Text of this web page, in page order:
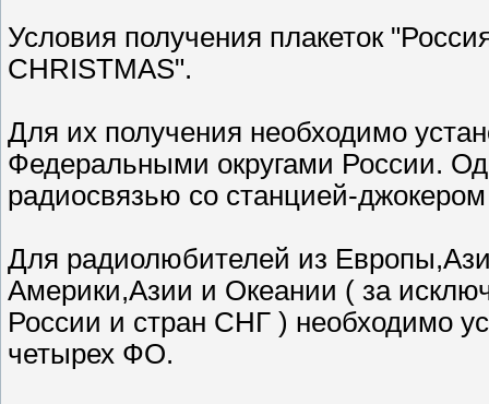
Условия получения плакеток
CHRISTMAS".
Для их получения необходимо
Федеральными округами России.
радиосвязью со станцией-
Для радиолюбителей из
Америки,Азии и Океании ( за
России и стран СНГ ) необходимо
четырех ФО.